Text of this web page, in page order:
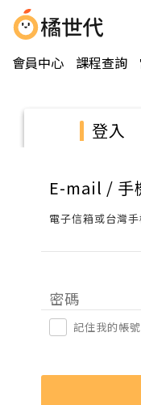
會員中心 課程查詢
登入
E-mail / 手
電子信箱或台灣
密碼
記住我的帳號